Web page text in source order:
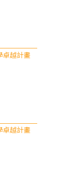
卓越計畫
卓越計畫